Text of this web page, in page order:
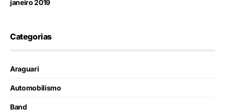
janeiro 2019
Categorias
Araguari
Automobilismo
Band